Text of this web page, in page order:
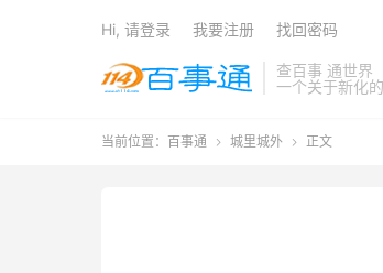
查百事 通世界
一个关于新化
Hi, 请登录 我要注册 找回密码
当前位置： 百事通  城里城外  正文